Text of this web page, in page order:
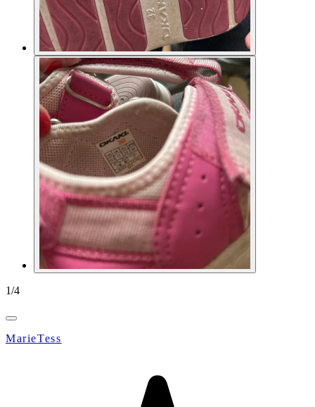
1/4
MarieTess